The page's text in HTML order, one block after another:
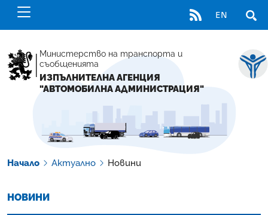
RSS EN
Министерство на транспорта и
съобщенията
ИЗПЪЛНИТЕЛНА АГЕНЦИЯ
"АВТОМОБИЛНА АДМИНИСТРАЦИЯ"
Начало Актуално Новини
НОВИНИ